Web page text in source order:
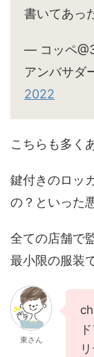
書いてあっ
— コッペ
アンバサダ
2022
こちらも多く
鍵付きのロッ
の？といった
全ての店舗で
最小限の服装
東さん